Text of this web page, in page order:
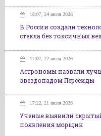
18:07, 24 июля 2026
В России создали
стекла без токсичных
17:07, 22 июля 2026
Астрономы назвали
звездопадом Персеиды
17:22, 21 июля 2026
Ученые выявили
появления морщин